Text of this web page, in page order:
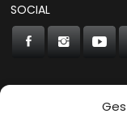
SOCIAL